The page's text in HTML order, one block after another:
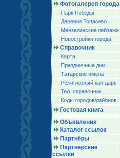
Фотогалерея города
Парк Победы
Деревня Топасево
Мензелинские пейзажи
Новостройки города
Справочник
Карта
Праздничные дни
Татарские имена
Религиозный кал-дарь
Тел. справочник
Коды городов/райoнов
Гостевая книга
Объявления
Каталог ссылок
Партнёры
Партнерские
ссылки